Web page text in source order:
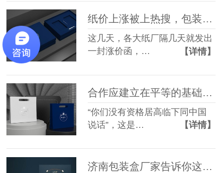
纸价上涨被上热搜，包装盒定制成本能降下来吗？
这几天，各大纸厂隔几天就发出
一封涨价函，…
【详情】
合作应建立在平等的基础上，包装盒定制厂家如是说
“你们没有资格居高临下同中国
说话”，这是…
【详情】
济南包装盒厂家告诉你这样定制茶叶包装盒，更省钱！